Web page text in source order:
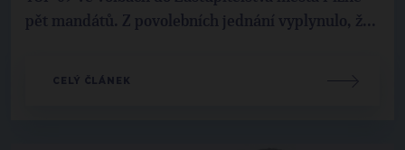
pět mandátů. Z povolebních jednání vyplynulo, ž...
CELÝ ČLÁNEK